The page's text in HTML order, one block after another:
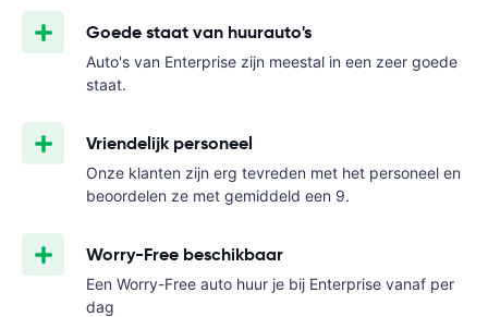
Goede staat van huurauto's
Auto's van Enterprise zijn meestal in een zeer goede
staat.
Vriendelijk personeel
Onze klanten zijn erg tevreden met het personeel en
beoordelen ze met gemiddeld een 9.
Worry-Free beschikbaar
Een Worry-Free auto huur je bij Enterprise vanaf per
dag